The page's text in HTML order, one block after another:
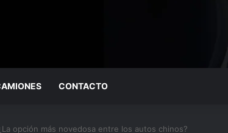
CONTACTO
opción más novedosa entre los autos chinos?